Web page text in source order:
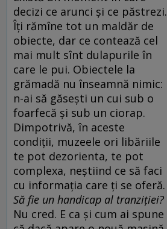
decizi ce arunci şi ce păstrezi.
Îţi rămîne tot un maldăr de
obiecte, dar ce contează cel
mai mult sînt dulapurile în
care le pui. Obiectele la
grămadă nu înseamnă nimic:
n-ai să găseşti un cui sub o
foarfecă şi sub un ciorap.
Dimpotrivă, în aceste
condiţii, muzeele ori libăriile
te pot dezorienta, te pot
complexa, neştiind ce să faci
cu informaţia care ţi se oferă.
Să fie un handicap al tranziţiei?
Nu cred. E ca şi cum ai spune